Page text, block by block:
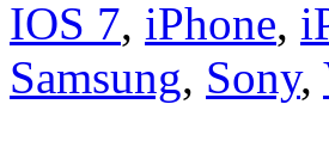
IOS 7, iPhone,
Samsung, Sony,